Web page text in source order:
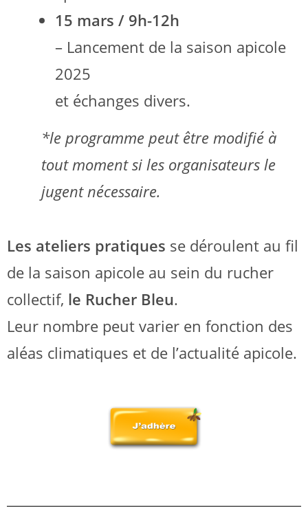
15 mars / 9h-12h
– Lancement de la saison apicole
2025
et échanges divers.
*le programme peut être modifié à
tout moment si les organisateurs le
jugent nécessaire.
Les ateliers pratiques se déroulent au fil
de la saison apicole au sein du rucher
collectif, le Rucher Bleu.
Leur nombre peut varier en fonction des
aléas climatiques et de l’actualité apicole.